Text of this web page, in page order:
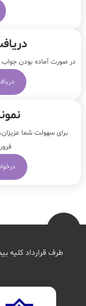
در صورت آماده بودن جواب
برای سهولت شما
طرف قرارداد کلیه